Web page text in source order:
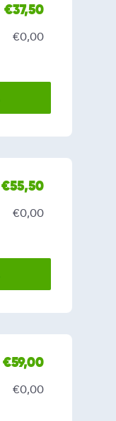
€37,50
€0,00
€55,50
€0,00
€59,00
€0,00